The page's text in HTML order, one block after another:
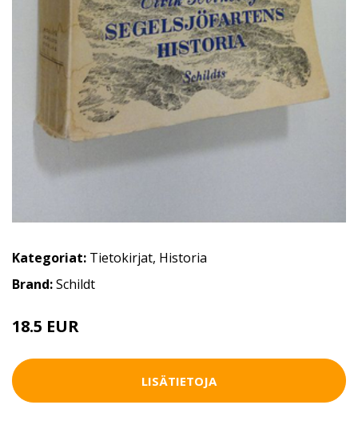
Kategoriat: Tietokirjat, Historia
Brand:Schildt
18.5 EUR
LISÄTIETOJA